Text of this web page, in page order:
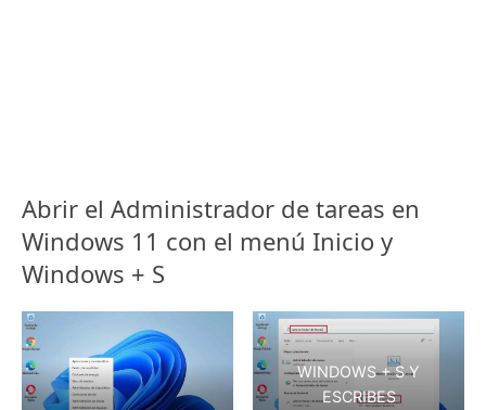
Abrir el Administrador de tareas en
Windows 11 con el menú Inicio y
Windows + S
WINDOWS + S Y
ESCRIBES